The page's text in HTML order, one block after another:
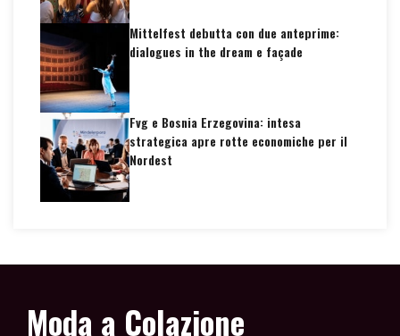
Mittelfest debutta con due anteprime:
dialogues in the dream e façade
Fvg e Bosnia Erzegovina: intesa
strategica apre rotte economiche per il
Nordest
Moda a Colazione